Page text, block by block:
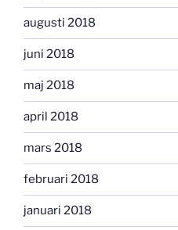
augusti 2018
juni 2018
maj 2018
april 2018
mars 2018
februari 2018
januari 2018